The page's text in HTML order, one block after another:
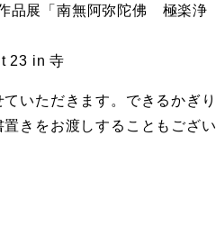
品展「南無阿弥陀佛 極楽浄
23 in 寺
いただきます。できるかぎり
きをお渡しすることもござい